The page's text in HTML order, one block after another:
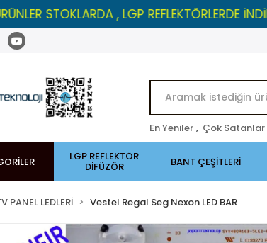
, LGP REFLEKTÖRLERDE İNDİRİM.
En Yeniler , Çok Satanlar
LGP REFLEKTÖR
DİFÜZÖR BANT ÇEŞİTLERİ
PANEL LEDLERİ Vestel Regal Seg Nexon LED BAR